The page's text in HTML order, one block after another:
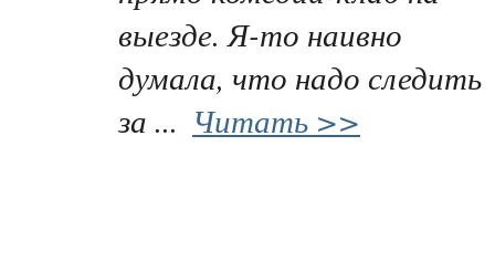
выезде. Я-то наивно
думала, что надо следить
за ... Читать >>